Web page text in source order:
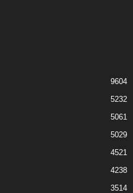
9604
5232
5061
5029
4521
4238
3514